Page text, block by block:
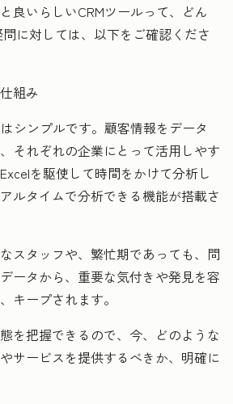
良いらしいCRMツールって、どん
に対しては、以下をご確認くださ
シンプルです。顧客情報をデータ
それぞれの企業にとって活用しやす
を駆使して時間をかけて分析し
ルタイムで分析できる機能が搭載さ
スタッフや、繁忙期であっても、問
ータから、重要な気付きや発見を容
キープされます。
を把握できるので、今、どのような
サービスを提供するべきか、明確に